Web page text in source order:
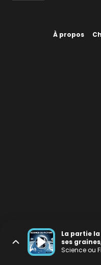
À propos
La partie
ses
Science ou